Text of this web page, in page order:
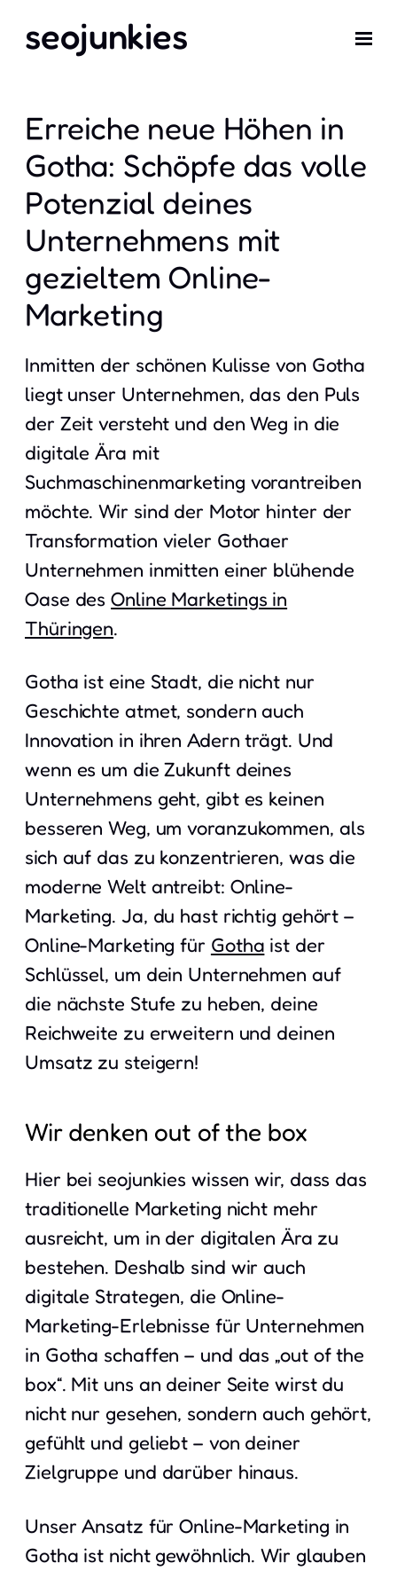
seojunkies
Erreiche neue Höhen in
Gotha: Schöpfe das volle
Potenzial deines
Unternehmens mit
gezieltem Online-
Marketing
Inmitten der schönen Kulisse von Gotha
liegt unser Unternehmen, das den Puls
der Zeit versteht und den Weg in die
digitale Ära mit
Suchmaschinenmarketing vorantreiben
möchte. Wir sind der Motor hinter der
Transformation vieler Gothaer
Unternehmen inmitten einer blühende
Oase desOnline Marketings in
Thüringen.
Gotha ist eine Stadt, die nicht nur
Geschichte atmet, sondern auch
Innovation in ihren Adern trägt. Und
wenn es um die Zukunft deines
Unternehmens geht, gibt es keinen
besseren Weg, um voranzukommen, als
sich auf das zu konzentrieren, was die
moderne Welt antreibt: Online-
Marketing. Ja, du hast richtig gehört –
Online-Marketing für Gotha ist der
Schlüssel, um dein Unternehmen auf
die nächste Stufe zu heben, deine
Reichweite zu erweitern und deinen
Umsatz zu steigern!
Wir denken out of the box
Hier bei seojunkies wissen wir, dass das
traditionelle Marketing nicht mehr
ausreicht, um in der digitalen Ära zu
bestehen. Deshalb sind wir auch
digitale Strategen, die Online-
Marketing-Erlebnisse für Unternehmen
in Gotha schaffen – und das „out of the
box“. Mit uns an deiner Seite wirst du
nicht nur gesehen, sondern auch gehört,
gefühlt und geliebt – von deiner
Zielgruppe und darüber hinaus.
Unser Ansatz für Online-Marketing in
Gotha ist nicht gewöhnlich. Wir glauben